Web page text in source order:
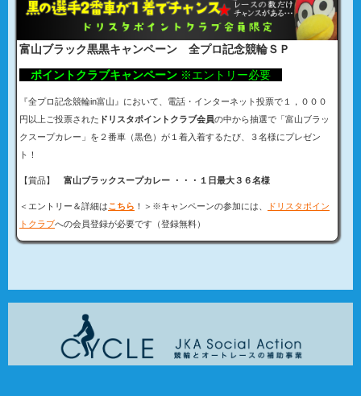
富山ブラック黒黒キャンペーン 全プロ記念競輪ＳＰ
ポイントクラブキャンペーン ※エントリー必要
『全プロ記念競輪in富山 』において、電話・インターネット投票で１，０００
円以上ご投票された ドリスタポイントクラブ会員の中から抽選で「富山ブラッ
クスープカレー」を２番車（黒色）が１着入着するたび、３名様にプレゼン
ト！
【賞品】 富山ブラックスープカレー ・・・１日最大３６名様
＜エントリー＆詳細はこちら ！＞※キャンペーンの参加には、
ドリスタポイン
トクラブへの会員登録が必要です（登録無料）